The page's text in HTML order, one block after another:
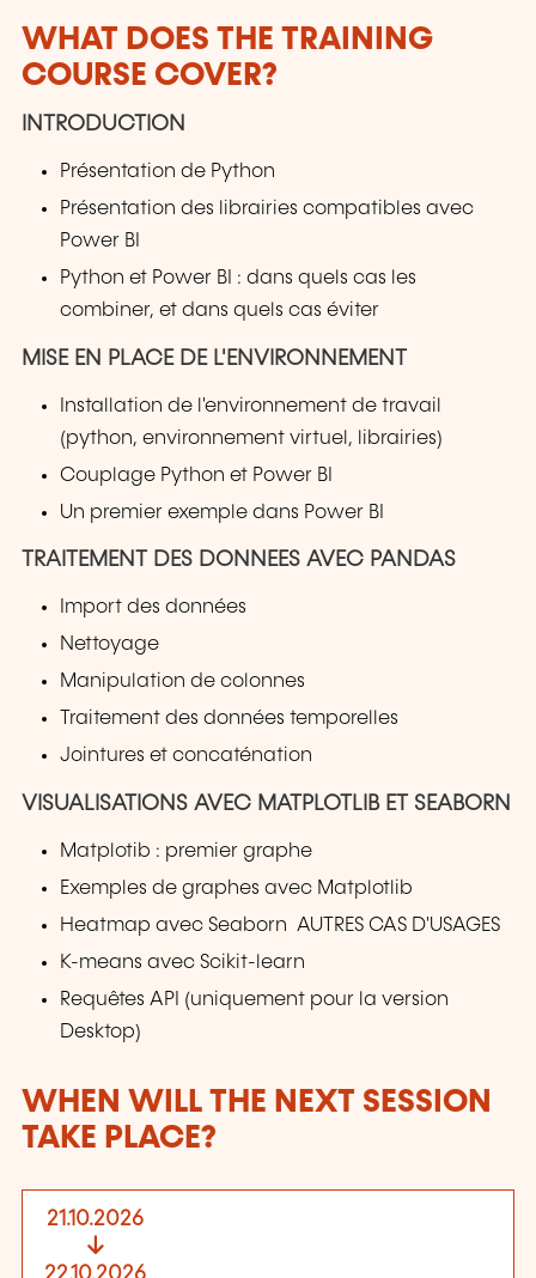
WHAT DOES THE TRAINING
COURSE COVER?
INTRODUCTION
Présentation de Python
Présentation des librairies compatibles avec
Power BI
Python et Power BI : dans quels cas les
combiner, et dans quels cas éviter
MISE EN PLACE DE L'ENVIRONNEMENT
Installation de l'environnement de travail
(python, environnement virtuel, librairies)
Couplage Python et Power BI
Un premier exemple dans Power BI
TRAITEMENT DES DONNEES AVEC PANDAS
Import des données
Nettoyage
Manipulation de colonnes
Traitement des données temporelles
Jointures et concaténation
VISUALISATIONS AVEC MATPLOTLIB ET SEABORN
Matplotib : premier graphe
Exemples de graphes avec Matplotlib
Heatmap avec Seaborn AUTRES CAS D'USAGES
K-means avec Scikit-learn
Requêtes API (uniquement pour la version
Desktop)
WHEN WILL THE NEXT SESSION
TAKE PLACE?
21.10.2026